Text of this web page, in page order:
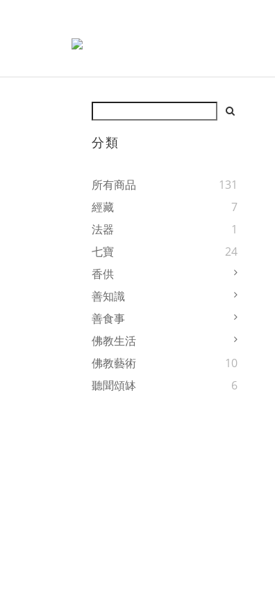
分類
所有商品
131
經藏
7
法器
1
七寶
24
香供
善知識
善食事
佛教生活
佛教藝術
10
聽聞頌缽
6